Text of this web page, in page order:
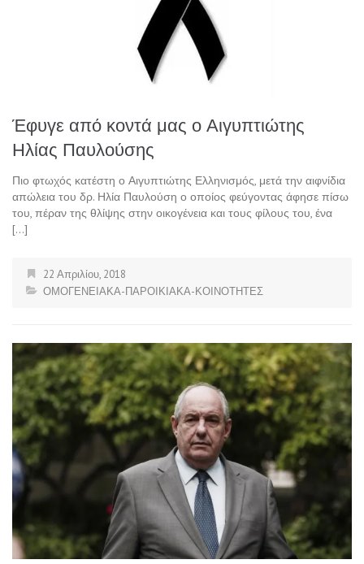
Έφυγε από κοντά μας ο Αιγυπτιώτης
Ηλίας Παυλούσης
Πιο φτωχός κατέστη ο Αιγυπτιώτης Ελληνισμός, μετά την αιφνίδια
απώλεια του δρ. Ηλία Παυλούση ο οποίος φεύγοντας άφησε πίσω
του, πέραν της θλίψης στην οικογένεια και τους φίλους του, ένα
[…]
22 Απριλίου, 2018
ΟΜΟΓΕΝΕΙΑΚΑ-ΠΑΡΟΙΚΙΑΚΑ-ΚΟΙΝΟΤΗΤΕΣ